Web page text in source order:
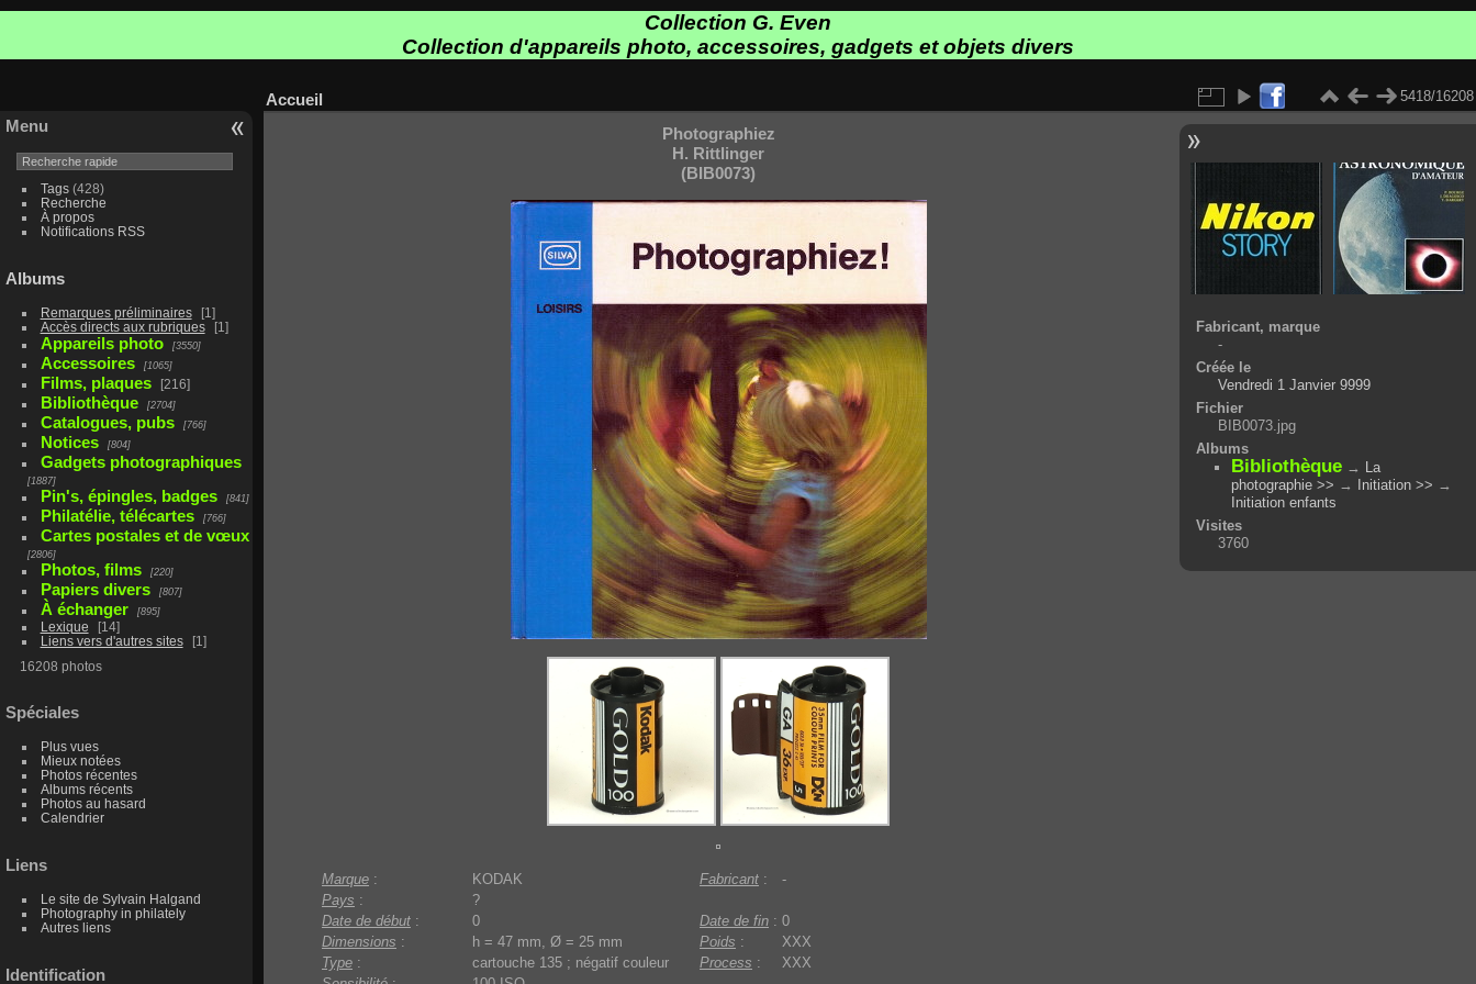
Collection G. Even
Collection d'appareils photo, accessoires, gadgets et objets divers
Menu
Tags(428)
Recherche
À propos
Notifications RSS
Albums
Remarques préliminaires
1
Accès directs aux rubriques
1
Appareils photo 3550
Accessoires 1065
Films, plaques 216
Bibliothèque 2704
Catalogues, pubs 766
Notices 804
Gadgets photographiques
1887
Pin's, épingles, badges 841
Philatélie, télécartes 766
Cartes postales et de vœux
2806
Photos, films 220
Papiers divers 807
À échanger 895
Lexique
14
Liens vers d'autres sites
1
16208 photos
Spéciales
Plus vues
Mieux notées
Photos récentes
Albums récents
Photos au hasard
Calendrier
Liens
Le site de Sylvain Halgand
Photography in philately
Autres liens
Identification
Accueil 5418/16208
Photographiez
H. Rittlinger
(BIB0073)
Marque : KODAK Fabricant :
-
Pays :
?
Date de début : 0 Date de fin : 0
Dimensions : h = 47 mm, Ø = 25 mm Poids :
XXX
Type : cartouche 135 ; négatif couleur Process :
XXX
Fabricant, marque
-
Créée le
Vendredi 1 Janvier 9999
Fichier
BIB0073.jpg
Albums
Bibliothèque →
La
photographie >> → Initiation >> →
Initiation enfants
Visites
3760